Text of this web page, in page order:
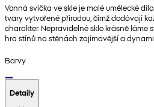
Vonná svíčka ve skle je malé umělecké
tvary vytvořené přírodou, čímž dodávají
charakter. Nepravidelné sklo krásně láme
hra stínů na stěnách zajímavější a
Barvy
Detaily